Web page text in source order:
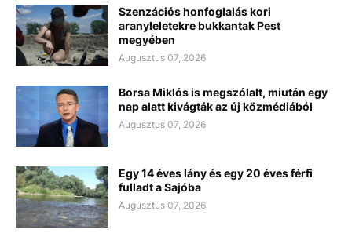
Szenzációs honfoglalás kori
aranyleletekre bukkantak Pest
megyében
Augusztus 07, 2026
Borsa Miklós is megszólalt, miután egy
nap alatt kivágták az új közmédiából
Augusztus 07, 2026
Egy 14 éves lány és egy 20 éves férfi
fulladt a Sajóba
Augusztus 07, 2026